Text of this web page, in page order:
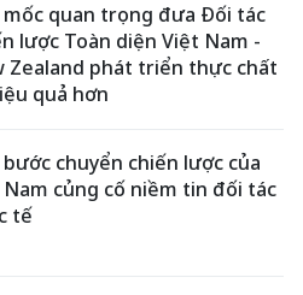
mốc quan trọng đưa Đối tác
lược Toàn diện Việt Nam -
Zealand phát triển thực chất
quả hơn
bước chuyển chiến lược của
củng cố niềm tin đối tác
tế